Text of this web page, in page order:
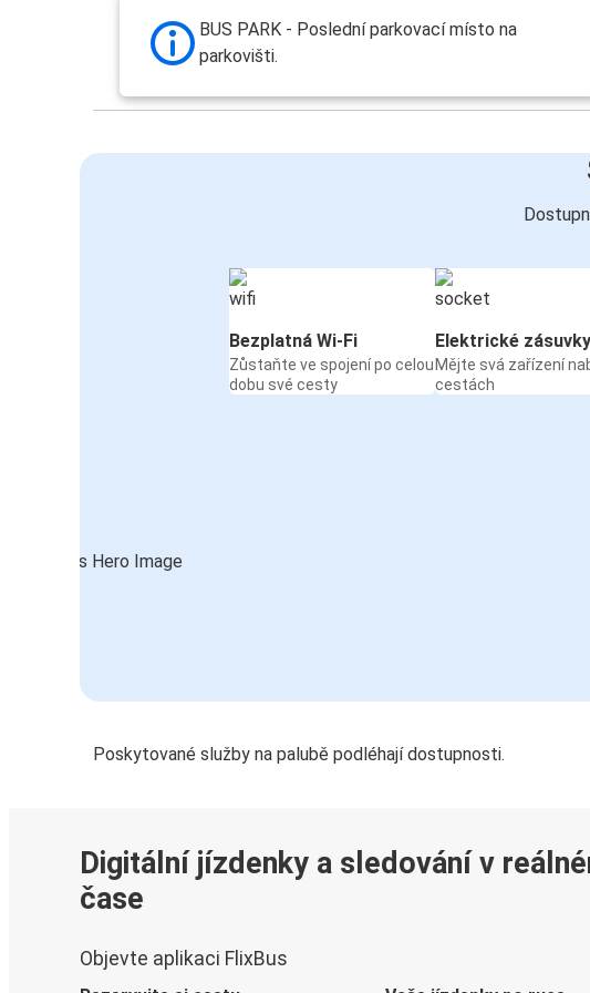
BUS PARK - Poslední parkovací místo na
parkovišti.
Bezplatná Wi-Fi
Zůstaňte ve spojení po celou
dobu své cesty
Elektrické zásuvky
Mějte svá zařízení
cestách
Poskytované služby na palubě podléhají dostupnosti.
Digitální jízdenky a sledování v
čase
Objevte aplikaci FlixBus